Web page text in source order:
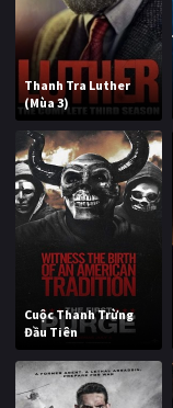
Thanh Tra Luther
(Mùa 3)
Cuộc Thanh Trừng
Đầu Tiên